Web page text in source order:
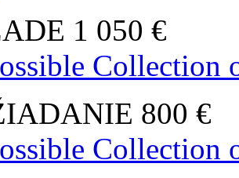
1 050 €
Collection
800 €
Collection